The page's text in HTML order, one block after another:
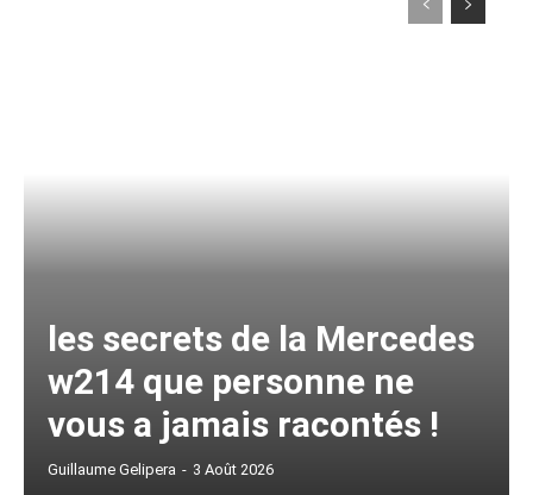
les secrets de la Mercedes
w214 que personne ne
vous a jamais racontés !
Guillaume Gelipera - 3 Août 2026